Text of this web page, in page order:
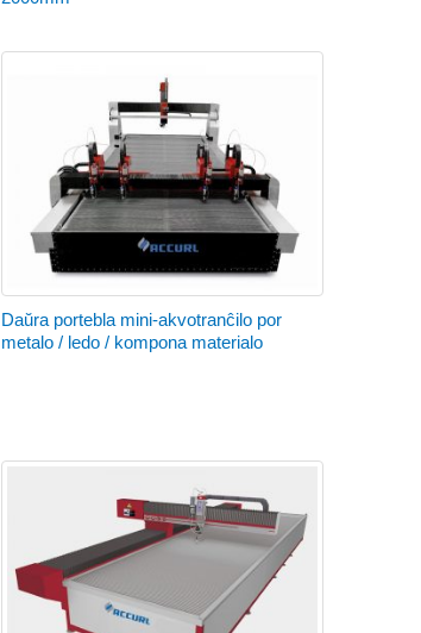
Daŭra portebla mini-akvotranĉilo por
metalo / ledo / kompona materialo